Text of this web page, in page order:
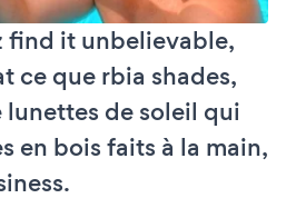
find it unbelievable,
ce que rbia shades,
de soleil qui
en bois faits à la main,